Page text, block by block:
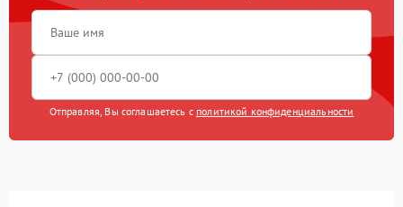
Отправляя, Вы соглашаетесь с политикой конфиденциальности